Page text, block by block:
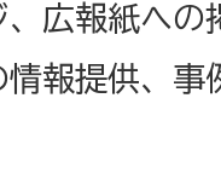
、広報紙への
動の情